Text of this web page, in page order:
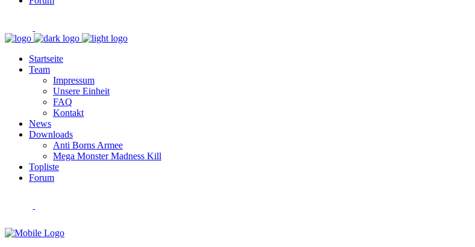
Startseite
Team
Impressum
Unsere Einheit
FAQ
Kontakt
News
Downloads
Anti Borns Armee
Mega Monster Madness Kill
Topliste
Forum